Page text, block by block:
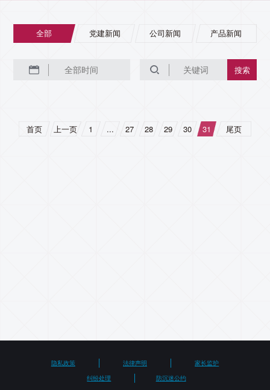
全部 党建新闻 公司新闻 产品新闻
搜索
首页 上一页 1 ... 27 28 29 30 31 尾页
隐私政策 法律声明
家长监护
纠纷处理
防沉迷公约